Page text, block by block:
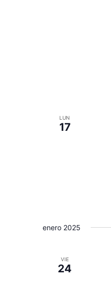
LUN
17
enero 2025
VIE
24